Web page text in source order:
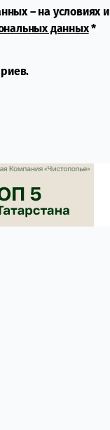
– на условиях и
данных*